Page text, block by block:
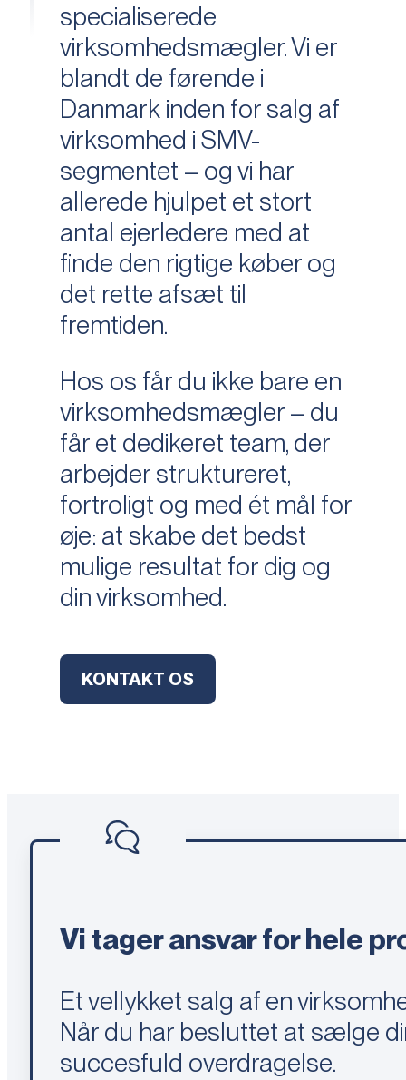
specialiserede
virksomhedsmægler. Vi er
blandt de førende i
Danmark inden for salg af
virksomhed i SMV-
segmentet – og vi har
allerede hjulpet et stort
antal ejerledere med at
finde den rigtige køber og
det rette afsæt til
fremtiden.
Hos os får du ikke bare en
virksomhedsmægler – du
får et dedikeret team, der
arbejder struktureret,
fortroligt og med ét mål for
øje: at skabe det bedst
mulige resultat for dig og
din virksomhed.
KONTAKT OS
Vi tager ansvar for hele
Et vellykket salg af en
Når du har besluttet at sælge
succesfuld overdragelse.